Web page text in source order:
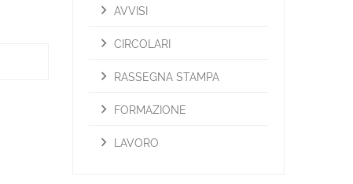
AVVISI
CIRCOLARI
RASSEGNA STAMPA
FORMAZIONE
LAVORO